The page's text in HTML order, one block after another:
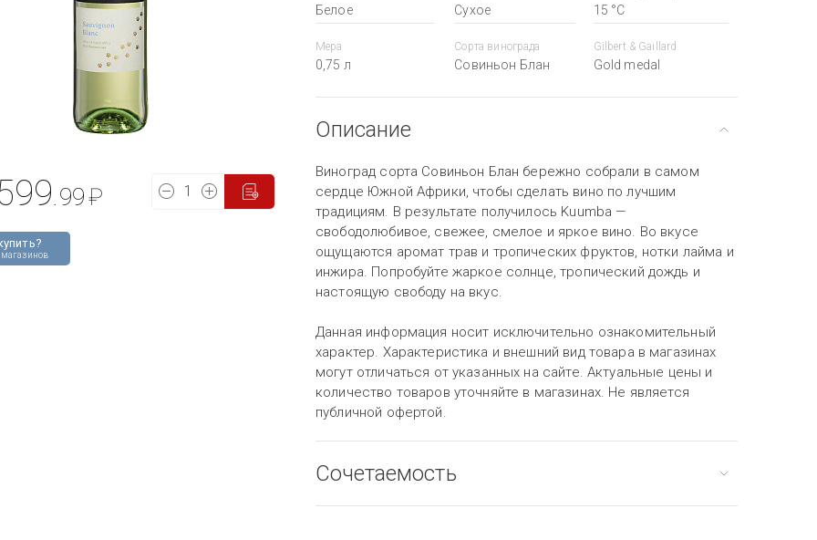
магазинов
.99₽
Белое Сухое 15 °С
Мера
0,75 л
Сорта винограда
Совиньон Блан
Gilbert & Gaillard
Gold medal
Описание
Виноград сорта Совиньон Блан бережно собрали в самом
сердце Южной Африки, чтобы сделать вино по лучшим
традициям. В результате получилось Kuumba —
свободолюбивое, свежее, смелое и яркое вино. Во вкусе
ощущаются аромат трав и тропических фруктов, нотки лайма и
инжира. Попробуйте жаркое солнце, тропический дождь и
настоящую свободу на вкус.
Данная информация носит исключительно ознакомительный
характер. Характеристика и внешний вид товара в магазинах
могут отличаться от указанных на сайте. Актуальные цены и
количество товаров уточняйте в магазинах. Не является
публичной офертой.
Сочетаемость